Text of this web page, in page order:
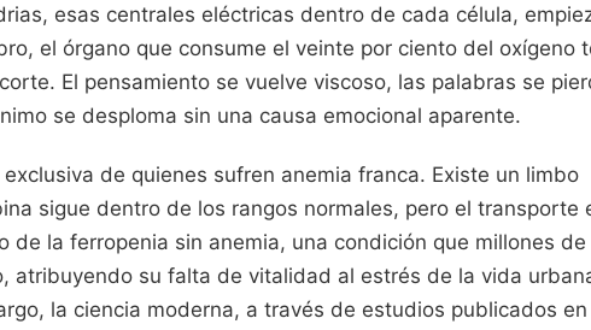
esas centrales eléctricas dentro de cada célula,
el órgano que consume el veinte por ciento del oxígeno
El pensamiento se vuelve viscoso, las palabras se
se desploma sin una causa emocional aparente.
de quienes sufren anemia franca. Existe un limbo
sigue dentro de los rangos normales, pero el transporte
de la ferropenia sin anemia, una condición que millones de
atribuyendo su falta de vitalidad al estrés de la vida
la ciencia moderna, a través de estudios publicados en